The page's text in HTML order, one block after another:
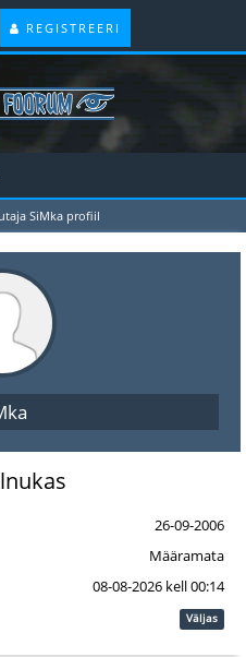
REGISTREERI
SiMka profiil
26-09-2006
Määramata
08-08-2026 kell 00:14
Väljas